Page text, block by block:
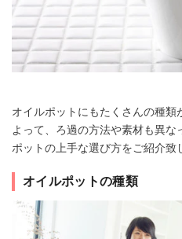
オイルポットにもたくさんの種
よって、ろ過の方法や素材も異
ポットの上手な選び方をご紹介致
オイルポットの種類